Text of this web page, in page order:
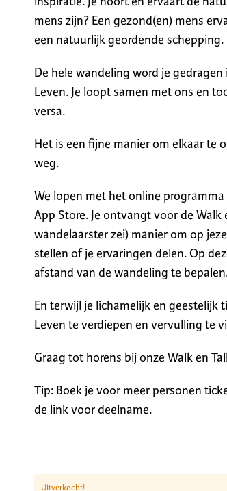
mens zijn? Een gezond(en) mens
een natuurlijk geordende schepping.
De hele wandeling word je
Leven. Je loopt samen met ons en
versa.
Het is een fijne manier om elkaar te
weg.
We lopen met het online
App Store. Je ontvangt voor de
wandelaarster zei) manier om op
stellen of je ervaringen delen. Op
afstand van de wandeling te
En terwijl je lichamelijk en geestelijk
Leven te verdiepen en vervulling te
Graag tot horens bij onze Walk en
Tip: Boek je voor meer personen
de link voor deelname.
Uitverkocht!